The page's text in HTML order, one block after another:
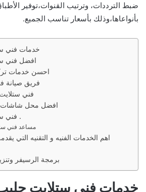
ضبط الترددات، وترتيب القنوات،توفير
بأنواعاها،وذلك بأسعار تناسب الجميع.
خدمات فني
افضل فني
احسن خدمات
فريق صيانة
فني
افضل محل شاشات
فني ستلايت جليب الشيوخ .
مساعد فني
اهم الخدمات الفنيه و التقنيه التي
برمجة الرسيفر
خدمات فني ستلايت